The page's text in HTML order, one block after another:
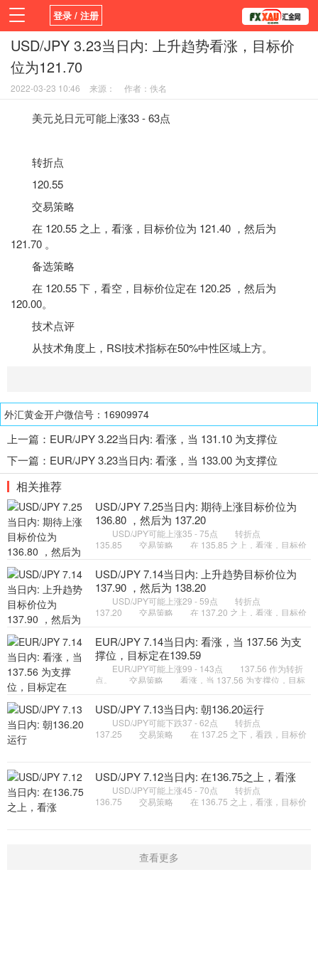
登录 / 注册
首页 新闻 观点 货币
学院
平台
指标EA
USD/JPY 3.23当日内: 上升趋势看涨，目标价
位为121.70
2022-03-23 10:46 来源： 作者：佚名
美元兑日元可能上涨33 - 63点
转折点
120.55
交易策略
在 120.55 之上，看涨，目标价位为 121.40 ，然后为
121.70 。
备选策略
在 120.55 下，看空，目标价位定在 120.25 ，然后为
120.00。
技术点评
从技术角度上，RSI技术指标在50%中性区域上方。
外汇黄金开户微信号：16909974
上一篇： EUR/JPY 3.22当日内: 看涨，当 131.10 为支撑位
下一篇： EUR/JPY 3.23当日内: 看涨，当 133.00 为支撑位
相关推荐
USD/JPY 7.25当日内: 期待上涨目标价位为
136.80 ，然后为 137.20
USD/JPY可能上涨35 - 75点 转折点
135.85 交易策略 在 135.85 之上，看涨，目标价
135.85 下，看空，目标价位定在
USD/JPY 7.14当日内: 上升趋势目标价位为
137.90 ，然后为 138.20
USD/JPY可能上涨29 - 59点 转折点
137.20 交易策略 在 137.20 之上，看涨，目标价
137.20 下，看空，目标价位定在
EUR/JPY 7.14当日内: 看涨，当 137.56 为支
撑位，目标定在139.59
EUR/JPY可能上涨99 - 143点 137.56 作为转折
点。 交易策略 看涨，当 137.56 为支撑位，目标
EUR/JPY 目标方向定在 136
USD/JPY 7.13当日内: 朝136.20运行
USD/JPY可能下跌37 - 62点 转折点
137.25 交易策略 在 137.25 之下，看跌，目标价
USD/JPY 7.12当日内: 在136.75之上，看涨
USD/JPY可能上涨45 - 70点 转折点
136.75 交易策略 在 136.75 之上，看涨，目标价
查看更多